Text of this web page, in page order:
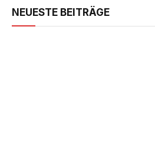
NEUESTE BEITRÄGE